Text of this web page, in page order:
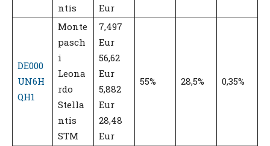
ntis
Eur
DE000
UN6H
QH1
Monte
pasch
i
Leona
rdo
Stella
ntis
STM
7,497
Eur
56,62
Eur
5,882
Eur
28,48
Eur
55% 28,5% 0,35%